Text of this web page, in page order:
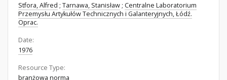
Stfora, Alfred ; Tarnawa, Stanisław ; Centralne Laboratorium
Przemysłu Artykułów Technicznych i Galanteryjnych, Łódź.
Oprac.
Date:
1976
Resource Type:
branżowa norma